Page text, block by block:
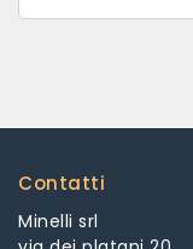
Contatti
Minelli srl